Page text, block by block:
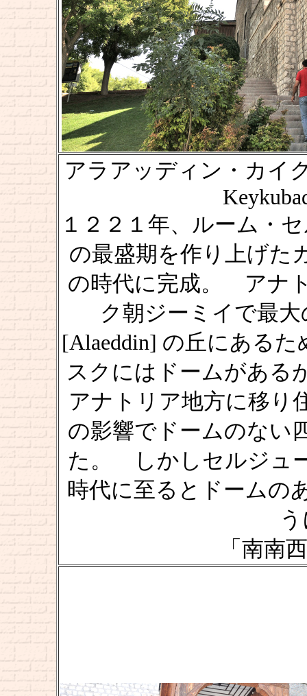
アラアッディン・カイ
１２２１年、ルーム・
の最盛期を作り上げた
の時代に完成。 アナ
ク朝ジーミイで最
[Alaeddin] の丘にある
スクにはドームがある
アナトリア地方に移り
の影響でドームのない
た。 しかしセルジュ
時代に至るとドームの
「南南